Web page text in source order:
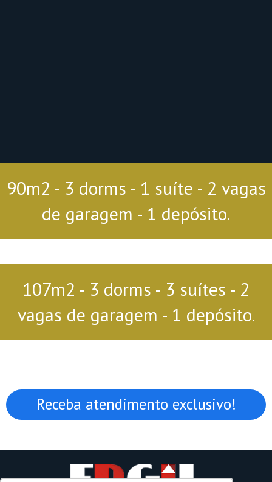
90m2 - 3 dorms - 1 suíte - 2 vagas
de garagem - 1 depósito.
107m2 - 3 dorms - 3 suítes - 2
vagas de garagem - 1 depósito.
Receba atendimento exclusivo!